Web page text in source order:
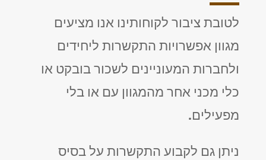
לטובת ציבור לקוחותינו אנו מציעים
מגוון אפשרויות התקשרות ליחידים
ולחברות המעוניינים לשכור בובקט או
כלי מכני אחר מהמגוון עם או בלי
מפעילים.
ניתן גם לקבוע התקשרות על בסיס